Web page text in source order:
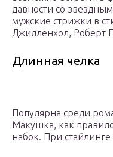
давности со
мужские стрижки в
Джилленхол, Роберт
Длинная челка
Популярна среди
Макушка, как
набок. При